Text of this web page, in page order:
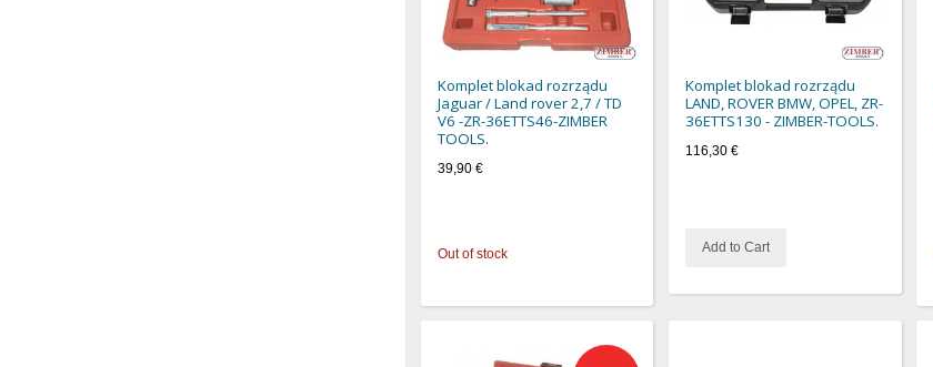
Komplet blokad rozrządu
Jaguar / Land rover 2,7 / TD
V6 -ZR-36ETTS46-ZIMBER
TOOLS.
39,90 €
Out of stock
Komplet blokad rozrządu
LAND, ROVER BMW, OPEL, ZR-
36ETTS130 - ZIMBER-TOOLS.
116,30 €
Add to Cart